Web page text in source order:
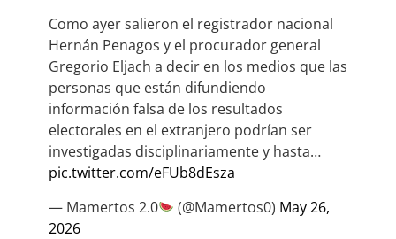
Como ayer salieron el registrador nacional
Hernán Penagos y el procurador general
Gregorio Eljach a decir en los medios que las
personas que están difundiendo
información falsa de los resultados
electorales en el extranjero podrían ser
investigadas disciplinariamente y hasta…
pic.twitter.com/eFUb8dEsza
— Mamertos 2.0
(@Mamertos0) May 26,
2026